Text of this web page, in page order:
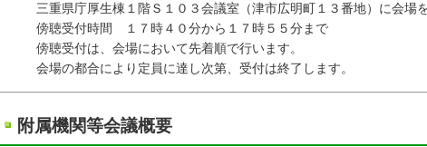
三重県庁厚生棟１階Ｓ１０３会議室（津市広明町１３番地）に会場を
傍聴受付時間 １７時４０分から１７時５５分まで
傍聴受付は、会場において先着順で行います。
会場の都合により定員に達し次第、受付は終了します。
附属機関等会議概要